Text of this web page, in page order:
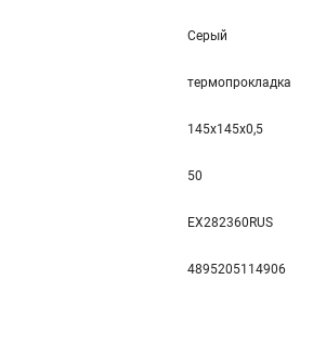
Серый
термопрокладка
145x145x0,5
50
EX282360RUS
4895205114906